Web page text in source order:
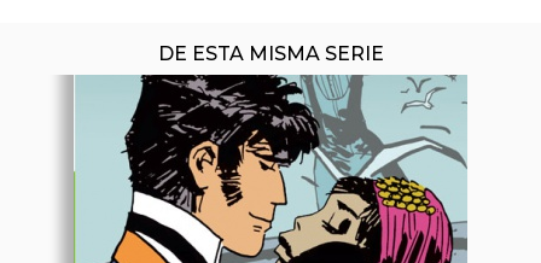
DE ESTA MISMA SERIE